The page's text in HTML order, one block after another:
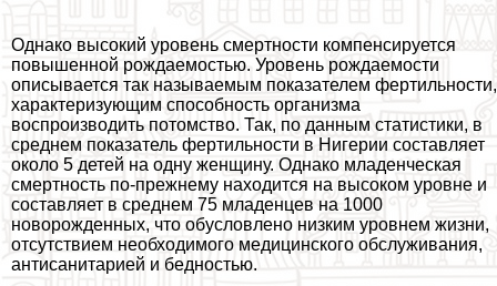
Однако высокий уровень cмepтности компенсируется
повышенной рождаемостью. Уровень рождаемости
описывается так называемым показателем фертильности,
хаpaктеризующим способность организма
воспроизводить потомство. Так, по данным статистики, в
среднем показатель фертильности в Нигерии составляет
около 5 детей на одну женщину. Однако младенческая
cмepтность по-прежнему находится на высоком уровне и
составляет в среднем 75 младенцев на 1000
новорожденных, что обусловлено низким уровнем жизни,
отсутствием необходимого медицинского обслуживания,
антисанитарией и бедностью.